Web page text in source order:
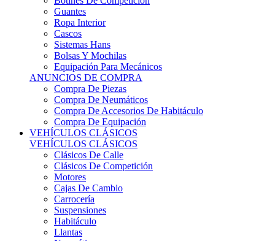
Guantes
Ropa Interior
Cascos
Sistemas Hans
Bolsas Y Mochilas
Equipación Para Mecánicos
ANUNCIOS DE COMPRA
Compra De Piezas
Compra De Neumáticos
Compra De Accesorios De Habitáculo
Compra De Equipación
VEHÍCULOS CLÁSICOS
VEHÍCULOS CLÁSICOS
Clásicos De Calle
Clásicos De Competición
Motores
Cajas De Cambio
Carrocería
Suspensiones
Habitáculo
Llantas